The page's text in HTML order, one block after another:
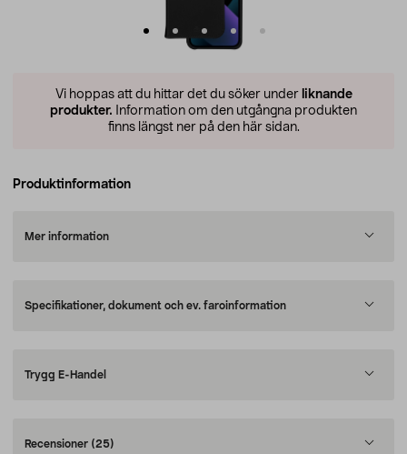
Vi hoppas att du hittar det du söker under liknande
produkter. Information om den utgångna produkten
finns längst ner på den här sidan.
Produktinformation
Mer information
Specifikationer, dokument och ev. faroinformation
Trygg E-Handel
Recensioner (25)